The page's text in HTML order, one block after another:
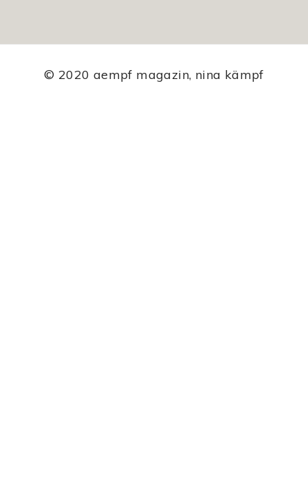
© 2020 aempf magazin, nina kämpf